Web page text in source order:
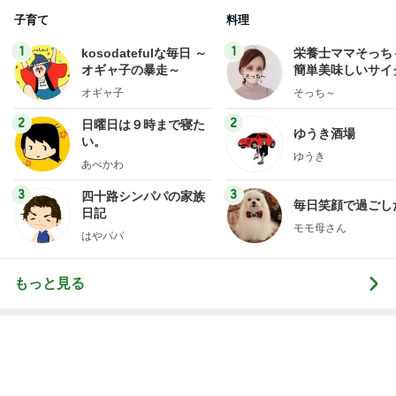
子育て
1
kosodatefulな毎日 ～
オギャ子の暴走～
オギャ子
2
日曜日は９時まで寝た
い。
あべかわ
3
四十路シンパパの家族
日記
はやパパ
料理
1
栄養士ママそっち
簡単美味しいサイ
献立
そっち～
2
ゆうき酒場
3
毎日笑顔で過ごし
モモ母さん
もっと見る